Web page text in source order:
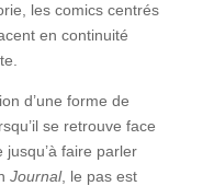
les comics centrés
en continuité
d’une forme de
se retrouve face
jusqu’à faire parler
Journal, le pas est